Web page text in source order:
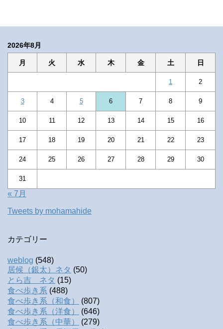
2026年8月
月 火 水 木 金 土 日
1 2
3 4 5 6 7 8 9
10 11 12 13 14 15 16
17 18 19 20 21 22 23
24 25 26 27 28 29 30
31
« 7月
Tweets by mohamahide
カテゴリー
weblog (548)
居候（銀太）ネタ (50)
とら吉 ネタ (15)
食べ歩き系 (488)
食べ歩き系（和食）
(807)
食べ歩き系（洋食）
(646)
食べ歩き系（中華）
(279)